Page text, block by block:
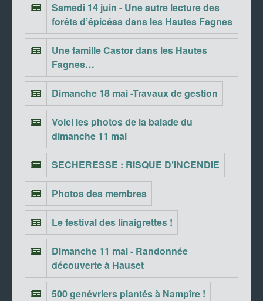
Samedi 14 juin - Une autre lecture des
forêts d’épicéas dans les Hautes Fagnes
Une famille Castor dans les Hautes
Fagnes…
Dimanche 18 mai -Travaux de gestion
Voici les photos de la balade du
dimanche 11 mai
SECHERESSE : RISQUE D’INCENDIE
Photos des membres
Le festival des linaigrettes !
Dimanche 11 mai - Randonnée
découverte à Hauset
500 genévriers plantés à Nampîre !